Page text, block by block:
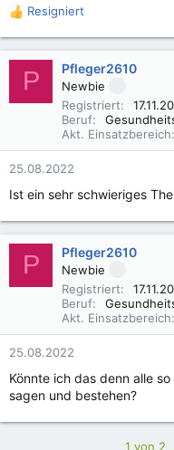
R
e
a
e
n
Resigniert
P Pfleger2610
Newbie
Registriert
Beruf
Akt. Einsatzbereich
25.08.2022
Ist ein sehr schwieriges
P Pfleger2610
Newbie
Registriert
Beruf
Akt. Einsatzbereich
25.08.2022
Könnte ich das denn alle
sagen und bestehen?
1 von 2